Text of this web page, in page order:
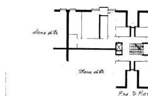
Posizione: Periferica
Aria Condizionata